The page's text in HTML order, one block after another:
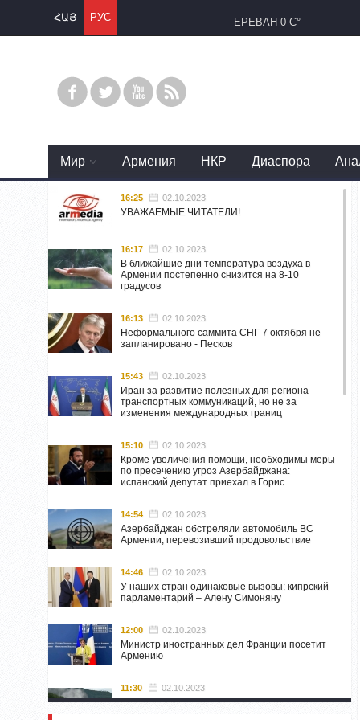
ՀԱՅ РУС ЕРЕВАН 0 C°
Mир Армения НКР Диаспора
16:25 02.10.2023
УВАЖАЕМЫЕ ЧИТАТЕЛИ!
16:17 02.10.2023
В ближайшие дни температура воздуха в
Армении постепенно снизится на 8-10
градусов
16:13 02.10.2023
Неформального саммита СНГ 7 октября не
запланировано - Песков
15:43 02.10.2023
Иран за развитие полезных для региона
транспортных коммуникаций, но не за
изменения международных границ
15:10 02.10.2023
Кроме увеличения помощи, необходимы меры
по пресечению угроз Азербайджана:
испанский депутат приехал в Горис
14:54 02.10.2023
Азербайджан обстреляли автомобиль ВС
Армении, перевозивший продовольствие
14:46 02.10.2023
У наших стран одинаковые вызовы: кипрский
парламентарий – Алену Симоняну
12:00 02.10.2023
Министр иностранных дел Франции посетит
Армению
11:30 02.10.2023
Самвел Шахраманян и группа ответственных